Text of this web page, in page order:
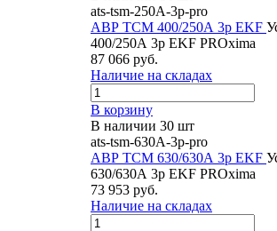
ats-tsm-250A-3p-pro
АВР ТСM 400/250А 3р EKF
400/250А 3р EKF PROxima
87 066 руб.
Наличие на складах
В корзину
В наличии 30 шт
ats-tsm-630A-3p-pro
АВР ТСM 630/630А 3р EKF
630/630А 3р EKF PROxima
73 953 руб.
Наличие на складах